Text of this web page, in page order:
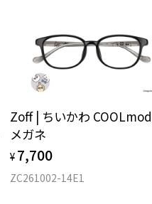
Zoff | ちいかわ
メガネ
¥ 7,700
ZC261002-14E1